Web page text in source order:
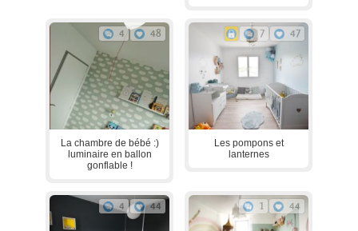
4 48
La chambre de bébé :)
luminaire en ballon
gonflable !
7 47
Les pompons et
lanternes
4 44 1 44